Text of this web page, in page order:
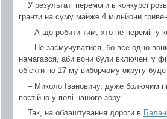
У результаті перемоги в конкурсі
гранти на суму майже 4 мільйони
– А що робити тим, хто не переміг у
– Не засмучуватися, бо все одно вони
намагався, аби вони були включені у
об’єкти по 17-му виборчому округу
– Миколо Івановичу, дуже болючим
постійно у полі нашого зору.
Так, на облаштування дороги в